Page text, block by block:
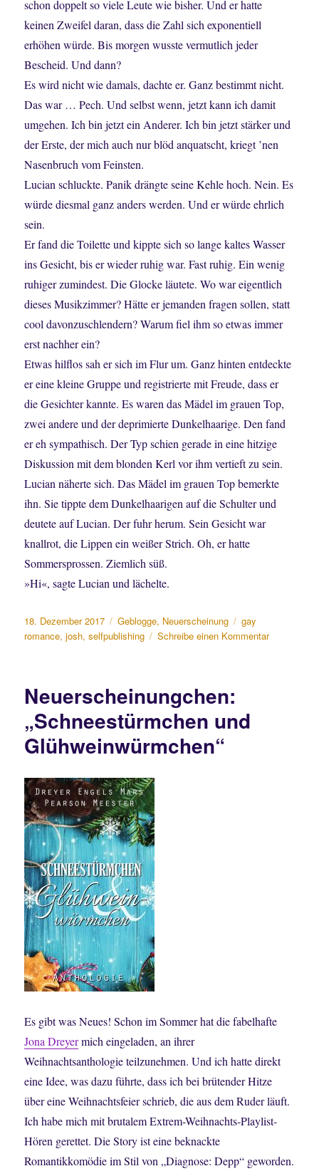
schon doppelt so viele Leute wie bisher. Und er hatte
keinen Zweifel daran, dass die Zahl sich exponentiell
erhöhen würde. Bis morgen wusste vermutlich jeder
Bescheid. Und dann?
Es wird nicht wie damals, dachte er. Ganz bestimmt nicht.
Das war … Pech. Und selbst wenn, jetzt kann ich damit
umgehen. Ich bin jetzt ein Anderer. Ich bin jetzt stärker und
der Erste, der mich auch nur blöd anquatscht, kriegt ’nen
Nasenbruch vom Feinsten.
Lucian schluckte. Panik drängte seine Kehle hoch. Nein. Es
würde diesmal ganz anders werden. Und er würde ehrlich
sein.
Er fand die Toilette und kippte sich so lange kaltes Wasser
ins Gesicht, bis er wieder ruhig war. Fast ruhig. Ein wenig
ruhiger zumindest. Die Glocke läutete. Wo war eigentlich
dieses Musikzimmer? Hätte er jemanden fragen sollen, statt
cool davonzuschlendern? Warum fiel ihm so etwas immer
erst nachher ein?
Etwas hilflos sah er sich im Flur um. Ganz hinten entdeckte
er eine kleine Gruppe und registrierte mit Freude, dass er
die Gesichter kannte. Es waren das Mädel im grauen Top,
zwei andere und der deprimierte Dunkelhaarige. Den fand
er eh sympathisch. Der Typ schien gerade in eine hitzige
Diskussion mit dem blonden Kerl vor ihm vertieft zu sein.
Lucian näherte sich. Das Mädel im grauen Top bemerkte
ihn. Sie tippte dem Dunkelhaarigen auf die Schulter und
deutete auf Lucian. Der fuhr herum. Sein Gesicht war
knallrot, die Lippen ein weißer Strich. Oh, er hatte
Sommersprossen. Ziemlich süß.
»Hi«, sagte Lucian und lächelte.
Veröffentlicht
am
18. Dezember 2017 Kategorien
Geblogge, Neuerscheinung Schlagwörter
gay
romance,josh,selfpublishing Schreibe einen Kommentarzu
Neuerscheinungchen:
„Schneestürmchen und
Glühweinwürmchen“
Es gibt was Neues! Schon im Sommer hat die fabelhafte
Jona Dreyermich eingeladen, an ihrer
Weihnachtsanthologie teilzunehmen. Und ich hatte direkt
eine Idee, was dazu führte, dass ich bei brütender Hitze
über eine Weihnachtsfeier schrieb, die aus dem Ruder läuft.
Ich habe mich mit brutalem Extrem-Weihnachts-Playlist-
Hören gerettet. Die Story ist eine beknackte
Romantikkomödie im Stil von „Diagnose: Depp“ geworden.